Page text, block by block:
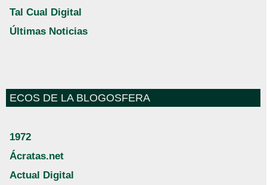
Tal Cual Digital
Últimas Noticias
ECOS DE LA BLOGOSFERA
1972
Ácratas.net
Actual Digital